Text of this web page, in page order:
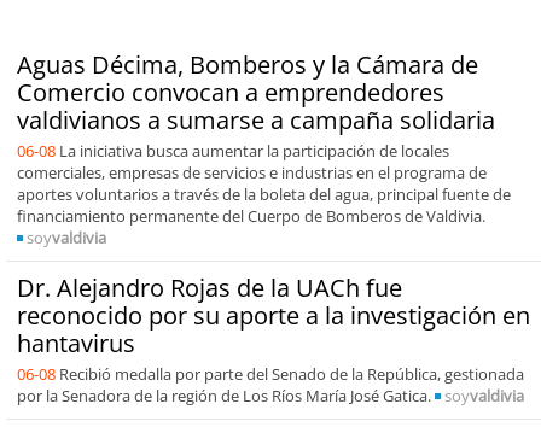
Aguas Décima, Bomberos y la Cámara de
Comercio convocan a emprendedores
valdivianos a sumarse a campaña solidaria
06-08 La iniciativa busca aumentar la participación de locales
comerciales, empresas de servicios e industrias en el programa de
aportes voluntarios a través de la boleta del agua, principal fuente de
financiamiento permanente del Cuerpo de Bomberos de Valdivia.
soyvaldivia
Dr. Alejandro Rojas de la UACh fue
reconocido por su aporte a la investigación en
hantavirus
06-08 Recibió medalla por parte del Senado de la República, gestionada
por la Senadora de la región de Los Ríos María José Gatica.
soyvaldivia